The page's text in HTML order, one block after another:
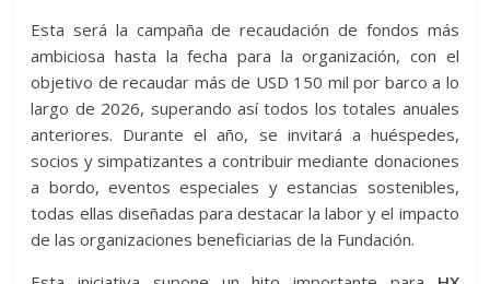
Esta será la campaña de recaudación de fondos más
ambiciosa hasta la fecha para la organización, con el
objetivo de recaudar más de USD 150 mil por barco a lo
largo de 2026, superando así todos los totales anuales
anteriores. Durante el año, se invitará a huéspedes,
socios y simpatizantes a contribuir mediante donaciones
a bordo, eventos especiales y estancias sostenibles,
todas ellas diseñadas para destacar la labor y el impacto
de las organizaciones beneficiarias de la Fundación.